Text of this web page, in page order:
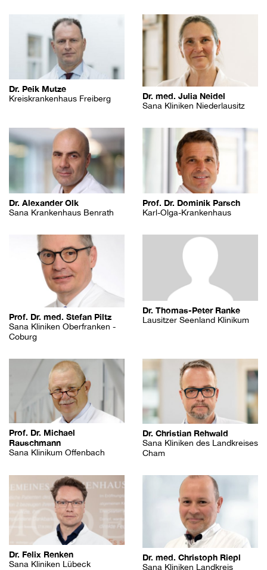
Dr. Peik Mutze
Kreiskrankenhaus Freiberg Dr. med. Julia Neidel
Sana Kliniken Niederlausitz
Dr. Alexander Olk
Sana Krankenhaus Benrath
Prof. Dr. Dominik Parsch
Karl-Olga-Krankenhaus
Prof. Dr. med. Stefan Piltz
Sana Kliniken Oberfranken -
Coburg
Dr. Thomas-Peter Ranke
Lausitzer Seenland Klinikum
Prof. Dr. Michael
Rauschmann
Sana Klinikum Offenbach
Dr. Christian Rehwald
Sana Kliniken des Landkreises
Cham
Dr. Felix Renken
Sana Kliniken Lübeck
Dr. med. Christoph Riepl
Sana Kliniken Landkreis